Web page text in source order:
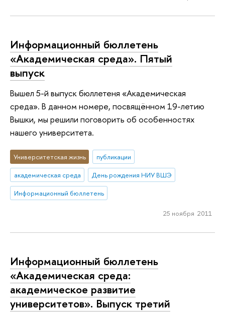
Информационный бюллетень
«Академическая среда». Пятый
выпуск
Вышел 5-й выпуск бюллетеня «Академическая
среда». В данном номере, посвящённом 19-летию
Вышки, мы решили поговорить об особенностях
нашего университета.
Университетская жизнь
публикации
академическая среда
День рождения НИУ ВШЭ
Информационный бюллетень
25 ноября 2011
Информационный бюллетень
«Академическая среда:
академическое развитие
университетов». Выпуск третий